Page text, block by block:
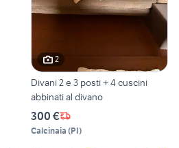
2
Divani 2 e 3 posti + 4 cuscini
abbinati al divano
300 €
Calcinaia (PI)